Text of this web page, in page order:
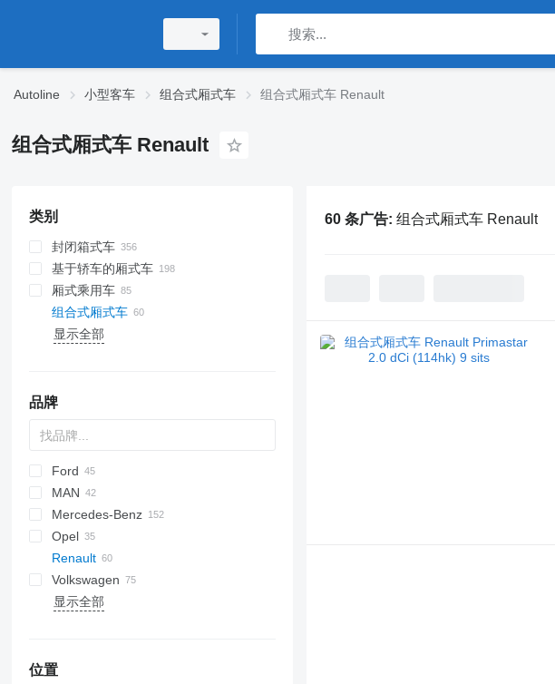
Autoline 小型客车 组合式厢式车 组合式厢式车 Renault
组合式厢式车 Renault
类别
封闭箱式车
基于轿车的厢式车
厢式乘用车
组合式厢式车
显示全部
品牌
Jumper
Jumpy
Ducato
Scudo
Talento
Ford
L-series
Transit
Daily
MAN
TGE
Mercedes-Benz
Sprinter
V-Class
Vario
Viano
Caravan
Clipper
NV
Vanette
Opel
Movano
Vivaro
Boxer
Expert
Renault
Master
Master 2.3
T-series
Hiace
Lite Ace
2206
Volkswagen
Caravelle
显示全部
位置
60 条广告: 组合式厢式车 Renault